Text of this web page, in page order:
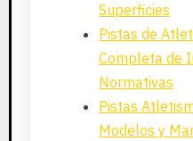
Superficies
Pistas de
Completa de
Normativas
Pistas
Modelos y